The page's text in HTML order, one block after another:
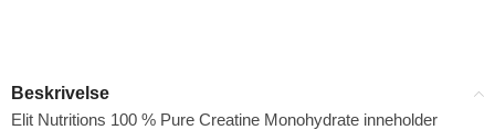
4%
Beskrivelse
Elit Nutritions 100 % Pure Creatine Monohydrate inneholder